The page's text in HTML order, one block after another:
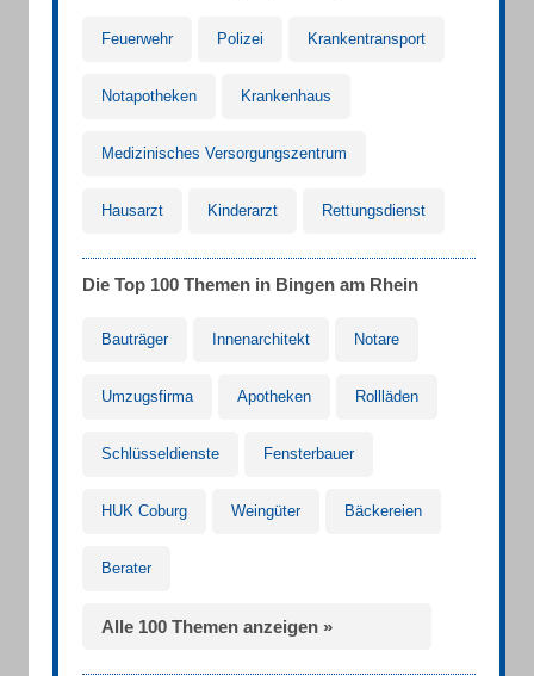
Feuerwehr Polizei Krankentransport
Notapotheken Krankenhaus
Medizinisches Versorgungszentrum
Hausarzt Kinderarzt Rettungsdienst
Die Top 100 Themen in Bingen am Rhein
Bauträger Innenarchitekt Notare
Umzugsfirma Apotheken Rollläden
Schlüsseldienste Fensterbauer
HUK Coburg Weingüter Bäckereien
Berater
Alle 100 Themen anzeigen »